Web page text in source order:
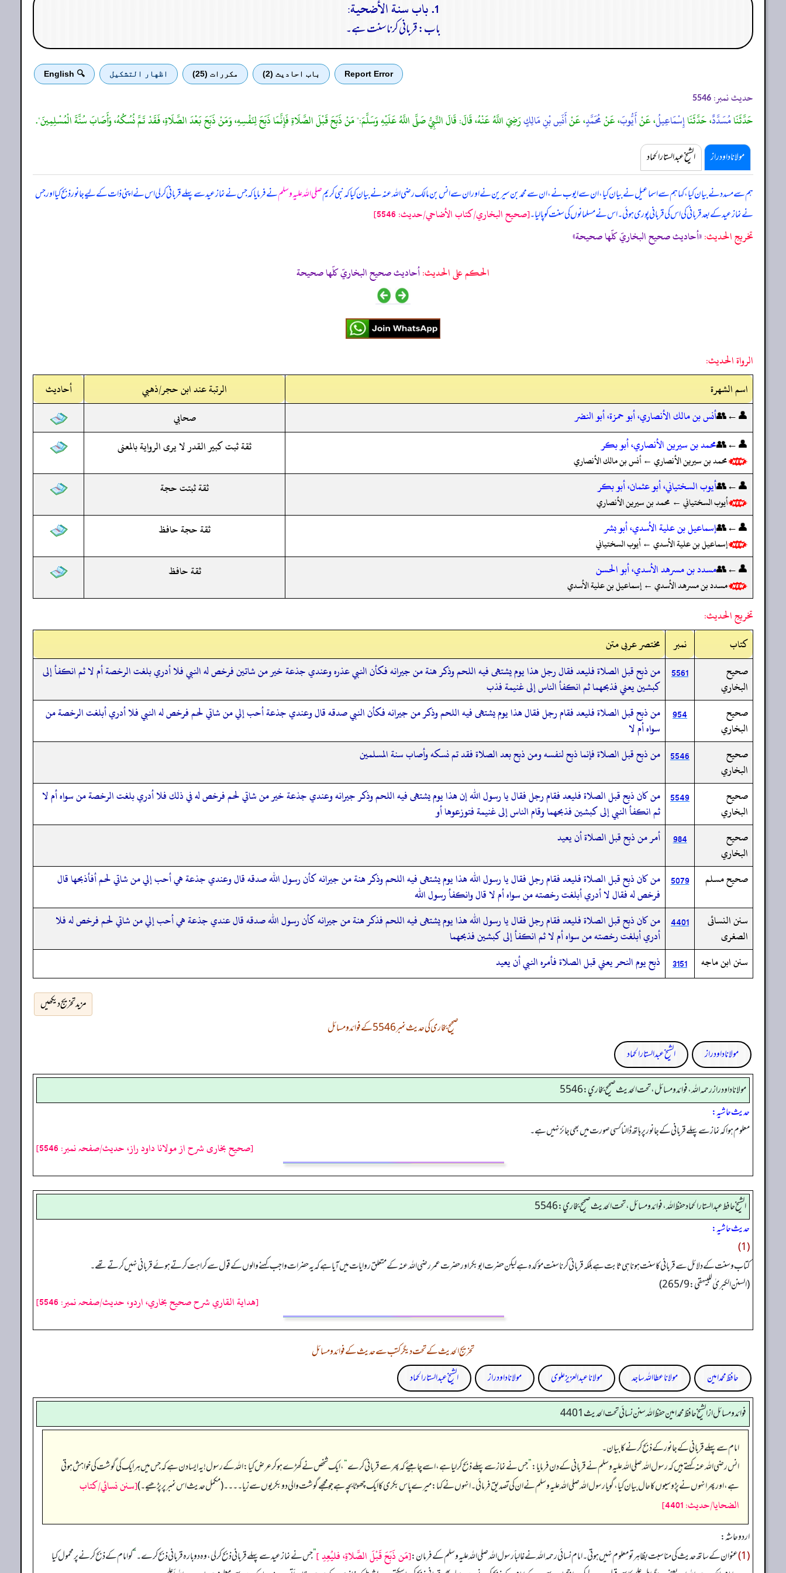
1. باب سنة الأضحية:
باب: قربانی کرنا سنت ہے۔
Report Error باب احادیث (2) مكررات (25) اظهار التشكيل 🔍 English
حدیث نمبر: 5546
حَدَّثَنَامُسَدَّدٌ، حَدَّثَنَاإِسْمَاعِيلُ، عَنْأَيُّوبَ، عَنْمُحَمَّدٍ، عَنْأَنَسِ بْنِ مَالِكٍرَضِيَ اللَّهُ عَنْهُ، قَالَ: قَالَ النَّبِيُّ صَلَّى اللَّهُ عَلَيْهِ وَسَلَّمَ:" مَنْ ذَبَحَ قَبْلَ الصَّلَاةِ فَإِنَّمَا ذَبَحَ لِنَفْسِهِ، وَمَنْ ذَبَحَ بَعْدَ الصَّلَاةِ، فَقَدْ تَمَّ نُسُكُهُ، وَأَصَابَ سُنَّةَ الْمُسْلِمِينَ".
مولانا داود راز الشیخ عبدالستار الحماد
ہم سے مسدد نے بیان کیا، کہا ہم سے اسماعیل نے بیان کیا، ان سے ایوب نے، ان سے محمد بن سیرین نے اور ان سے انس بن مالک رضی اللہ عنہ نے بیان کیا کہنبی کریمصلی اللہ علیہ وسلمنے فرمایا کہ جس نے نماز عید سے پہلے قربانی کر لی اس نے اپنی ذات کے لیے جانور ذبح کیا اور جس
نے نماز عید کے بعد قربانی کی اس کی قربانی پوری ہوئی۔ اس نے مسلمانوں کی سنت کو پا لیا۔[صحيح البخاري/كتاب الأضاحي/حدیث: 5546]
تخریج الحدیث:«أحاديث صحيح البخاريّ كلّها صحيحة»
الحكم على الحديث:أحاديث صحيح البخاريّ كلّها صحيحة
الرواة الحديث:
اسم الشهرة
الرتبة عند ابن حجر/ذهبي
أحاديث
👤←👥أنس بن مالك الأنصاري، أبو حمزة، أبو النضر
صحابي
👤←👥محمد بن سيرين الأنصاري، أبو بكر
محمد بن سيرين الأنصاري ← أنس بن مالك الأنصاري
ثقة ثبت كبير القدر لا يرى الرواية بالمعنى
👤←👥أيوب السختياني، أبو عثمان، أبو بكر
أيوب السختياني ← محمد بن سيرين الأنصاري
ثقة ثبتت حجة
👤←👥إسماعيل بن علية الأسدي، أبو بشر
إسماعيل بن علية الأسدي ← أيوب السختياني
ثقة حجة حافظ
👤←👥مسدد بن مسرهد الأسدي، أبو الحسن
مسدد بن مسرهد الأسدي ← إسماعيل بن علية الأسدي
ثقة حافظ
تخريج الحديث:
کتاب
نمبر
مختصر عربی متن
صحيح
البخاري
5561 من ذبح قبل الصلاة فليعد فقال رجل هذا يوم يشتهى فيه اللحم وذكر هنة من جيرانه فكأن النبي عذره وعندي جذعة خير من شاتين فرخص له النبي فلا أدري بلغت الرخصة أم لا ثم انكفأ إلى
كبشين يعني فذبحهما ثم انكفأ الناس إلى غنيمة فذب
صحيح
البخاري
954
من ذبح قبل الصلاة فليعد فقام رجل فقال هذا يوم يشتهى فيه اللحم وذكر من جيرانه فكأن النبي صدقه قال وعندي جذعة أحب إلي من شاتي لحم فرخص له النبي فلا أدري أبلغت الرخصة من
سواه أم لا
صحيح
البخاري
5546 من ذبح قبل الصلاة فإنما ذبح لنفسه ومن ذبح بعد الصلاة فقد تم نسكه وأصاب سنة المسلمين
صحيح
البخاري
5549 من كان ذبح قبل الصلاة فليعد فقام رجل فقال يا رسول الله إن هذا يوم يشتهى فيه اللحم وذكر جيرانه وعندي جذعة خير من شاتي لحم فرخص له في ذلك فلا أدري بلغت الرخصة من سواه أم لا
ثم انكفأ النبي إلى كبشين فذبحهما وقام الناس إلى غنيمة فتوزعوها أو
صحيح
البخاري
984 أمر من ذبح قبل الصلاة أن يعيد
صحيح مسلم 5079 من كان ذبح قبل الصلاة فليعد فقام رجل فقال يا رسول الله هذا يوم يشتهى فيه اللحم وذكر هنة من جيرانه كأن رسول الله صدقه قال وعندي جذعة هي أحب إلي من شاتي لحم أفأذبحها قال
فرخص له فقال لا أدري أبلغت رخصته من سواه أم لا قال وانكفأ رسول الله
سنن النسائى
الصغرى
4401 من كان ذبح قبل الصلاة فليعد فقام رجل فقال يا رسول الله هذا يوم يشتهى فيه اللحم فذكر هنة من جيرانه كأن رسول الله صدقه قال عندي جذعة هي أحب إلي من شاتي لحم فرخص له فلا
أدري أبلغت رخصته من سواه أم لا ثم انكفأ إلى كبشين فذبحهما
سنن ابن ماجه
3151 ذبح يوم النحر يعني قبل الصلاة فأمره النبي أن يعيد
مزید تخریج دیکھیں
صحیح بخاری کی حدیث نمبر 5546 کے فوائد و مسائل
مولانا داود راز
الشیخ عبدالستار الحماد
مولانا داود راز رحمه الله، فوائد و مسائل، تحت الحديث صحيح بخاري: 5546
حدیث حاشیہ:
معلوم ہوا کہ نماز سے پہلے قربانی کے جانور پر ہاتھ ڈالنا کسی صورت میں بھی جائز نہیں ہے۔
[صحیح بخاری شرح از مولانا داود راز، حدیث/صفحہ نمبر: 5546]
الشيخ حافط عبدالستار الحماد حفظ الله، فوائد و مسائل، تحت الحديث صحيح بخاري:5546
حدیث حاشیہ:
(1)
کتاب و سنت کے دلائل سے قربانی کا سنت ہونا ہی ثابت ہے بلکہ قربانی کرنا سنت مؤکدہ ہے لیکن حضرت ابوبکر اور حضرت عمر رضی اللہ عنہ کے متعلق روایات میں آیا ہے کہ یہ حضرات واجب کہنے والوں کے قول سے کراہت کرتے ہوئے قربانی نہیں کرتے تھے۔
(السنن الکبریٰ للبیهقي: 265/9)
[هداية القاري شرح صحيح بخاري، اردو، حدیث/صفحہ نمبر: 5546]
تخریج الحدیث کے تحت دیگر کتب سے حدیث کے فوائد و مسائل
حافظ محمد امین
مولانا عطا اللہ ساجد مولانا عبد العزیز علوی مولانا داود راز الشیخ عبدالستار الحماد
فوائد ومسائل از الشيخ حافظ محمد امين حفظ الله سنن نسائي تحت الحديث4401
امام سے پہلے قربانی کے جانور کے ذبح کرنے کا بیان۔
انس رضی اللہ عنہ کہتے ہیں کہ رسول اللہ صلی اللہ علیہ وسلم نے قربانی کے دن فرمایا:”جس نے نماز سے پہلے ذبح کر لیا ہے، اسے چاہیئے کہ پھر سے قربانی کرے“، ایک شخص نے کھڑے ہو کر عرض کیا: اللہ کے رسول! یہ ایسا دن ہے کہ جس میں ہر ایک کی گوشت کی خواہش ہوتی
ہے، اور پھر انہوں نے پڑوسیوں کا حال بیان کیا، گویا رسول اللہ صلی اللہ علیہ وسلم نے ان کی تصدیق فرمائی۔ انہوں نے کہا: میرے پاس بکری کا ایک چھوٹا بچہ ہے جو مجھے گوشت والی دو بکریوں سے زیا۔۔۔۔ (مکمل حدیث اس نمبر پر پڑھیے۔)[سنن نسائي/كتاب
الضحايا/حدیث: 4401]
اردو حاشہ:
(1) عنوان کے ساتھ حدیث کی مناسبت بظاہر تو معلوم نہیں ہوتی۔ امام نسائی رحمہ اللہ نے غالباََ رسول اللہ صلی اللہ علیہ وسلم کے فرمان:[مَن ذَبَحَ قَبْلَ الصَّلاةِ، فليُعِدِ ]”جس نے نماز عید سے پہلے قربانی ذبح کر لی، وہ دوبارہ قربانی ذبح کرے۔“کو امام کے ذبح کرنے پر محمول کیا